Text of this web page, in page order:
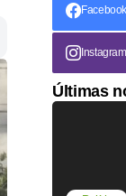
Facebook
Instagram
Últimas